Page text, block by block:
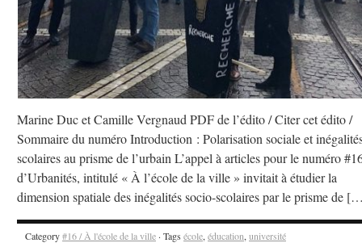
Marine Duc et Camille Vergnaud PDF de l’édito / Citer cet édito /
Sommaire du numéro Introduction : Polarisation sociale et
scolaires au prisme de l’urbain L’appel à articles pour le numéro
d’Urbanités, intitulé « À l’école de la ville » invitait à étudier la
dimension spatiale des inégalités socio-scolaires par le prisme de
Category#16 / À l'école de la ville · Tags école, éducation, université